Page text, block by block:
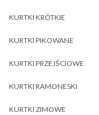
KURTKI KRÓTKIE
KURTKI PIKOWANE
KURTKI PRZEJŚCIOWE
KURTKI RAMONESKI
KURTKI ZIMOWE